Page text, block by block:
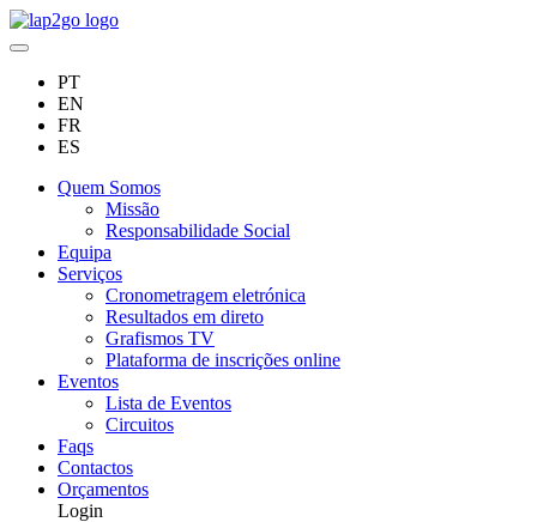
PT
EN
FR
ES
Quem Somos
Missão
Responsabilidade Social
Equipa
Serviços
Cronometragem eletrónica
Resultados em direto
Grafismos TV
Plataforma de inscrições online
Eventos
Lista de Eventos
Circuitos
Faqs
Contactos
Orçamentos
Login